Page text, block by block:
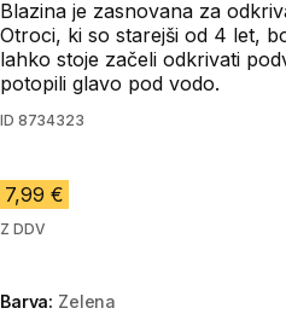
Blazina je zasnovana za
Otroci, ki so starejši od 4 let,
lahko stoje začeli odkrivati
potopili glavo pod vodo.
ID 8734323
7,99 €
Z DDV
Barva: Zelena